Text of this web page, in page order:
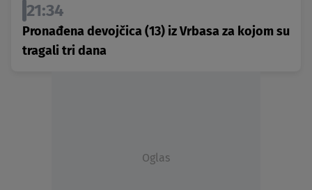
21:34
Pronađena devojčica (13) iz Vrbasa za kojom su
tragali tri dana
Oglas